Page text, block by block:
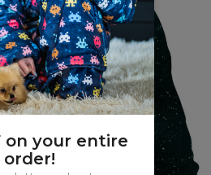
on your entire
order!